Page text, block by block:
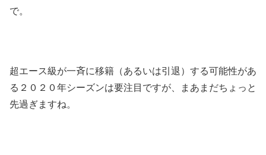
で。
超エース級が一斉に移籍（あるいは引退）する可能性があ
る２０２０年シーズンは要注目ですが、まあまだちょっと
先過ぎますね。